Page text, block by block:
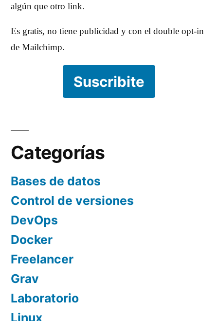
algún que otro link.
Es gratis, no tiene publicidad y con el double opt-in
de Mailchimp.
Suscribite
Categorías
Bases de datos
Control de versiones
DevOps
Docker
Freelancer
Grav
Laboratorio
Linux